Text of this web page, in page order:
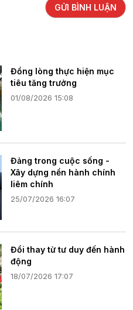
GỬI BÌNH LUẬN
Đồng lòng thực hiện mục
tiêu tăng trưởng
01/08/2026 15:08
Đảng trong cuộc sống -
Xây dựng nền hành chính
liêm chính
25/07/2026 16:07
Đổi thay từ tư duy đến hành
động
18/07/2026 17:07